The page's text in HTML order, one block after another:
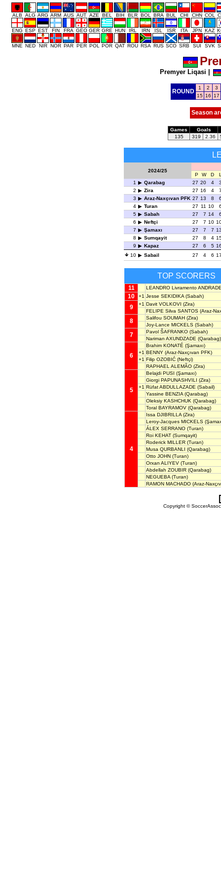
ALB ALG ARG ARM AUS AUT AZE BEL BIH BLR BOL BRA BUL CHI CHN COL
ENG ESP EST FIN FRA GEO GER GRE HUN IRL IRN ISL ISR ITA JPN KAZ
MNE NED NIR NOR PAR PER POL POR QAT ROU RSA RUS SCO SRB SUI SVK
Premyer Liqasi
ROUND
1 2
3
15 16 17
Season
Games
Goals
135
319 2.36
2024/25
P W D
1
Qarabag 27 20 4
2
Zira 27 16 4
3
Araz-Naxçıvan PFK 27 13 8
4
Turan 27 11 10
5
Sabah 27 7 14
6
Neftçi 27 7 10
7
Şamaxı 27 7 7
8
Sumqayit 27 8 4
9
Kapaz 27 6 5
10
Sabail 27 4 6
TOP SCORERS
11 LEANDRO Livramento
10 +1 Jesse SEKIDIKA (Sabah)
9 +1 Davit VOLKOVI (Zira)
FELIPE Silva SANTOS (Araz-
8 Salifou SOUMAH (Zira)
Joy-Lance MICKELS (Sabah)
7 Pavol ŠAFRANKO (Sabah)
Nariman AXUNDZADE (Qarabag)
6
Brahim KONATÉ (Şamaxı)
+1 BENNY (Araz-Naxçıvan PFK)
+1 Filip OZOBIĆ (Neftçi)
RAPHAEL ALEMÃO (Zira)
5
Belajdi PUSI (Şamaxı)
Giorgi PAPUNASHVILI (Zira)
+1 Rüfat ABDULLAZADE (Sabail)
Yassine BENZIA (Qarabag)
Oleksiy KASHCHUK (Qarabag)
Toral BAYRAMOV (Qarabag)
4
Issa DJIBRILLA (Zira)
Leroy-Jacques MICKELS
ÁLEX SERRANO (Turan)
Roi KEHAT (Sumqayit)
Roderick MILLER (Turan)
Musa QURBANLI (Qarabag)
Otto JOHN (Turan)
Orxan ALIYEV (Turan)
Abdellah ZOUBIR (Qarabag)
NEGUEBA (Turan)
RAMON MACHADO (Araz-
Copyright ©